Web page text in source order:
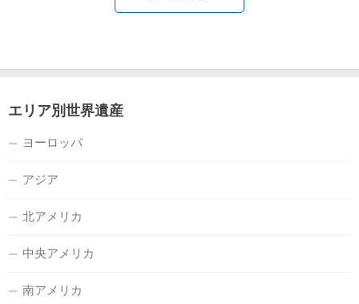
エリア別世界遺産
ヨーロッパ
アジア
北アメリカ
中央アメリカ
南アメリカ